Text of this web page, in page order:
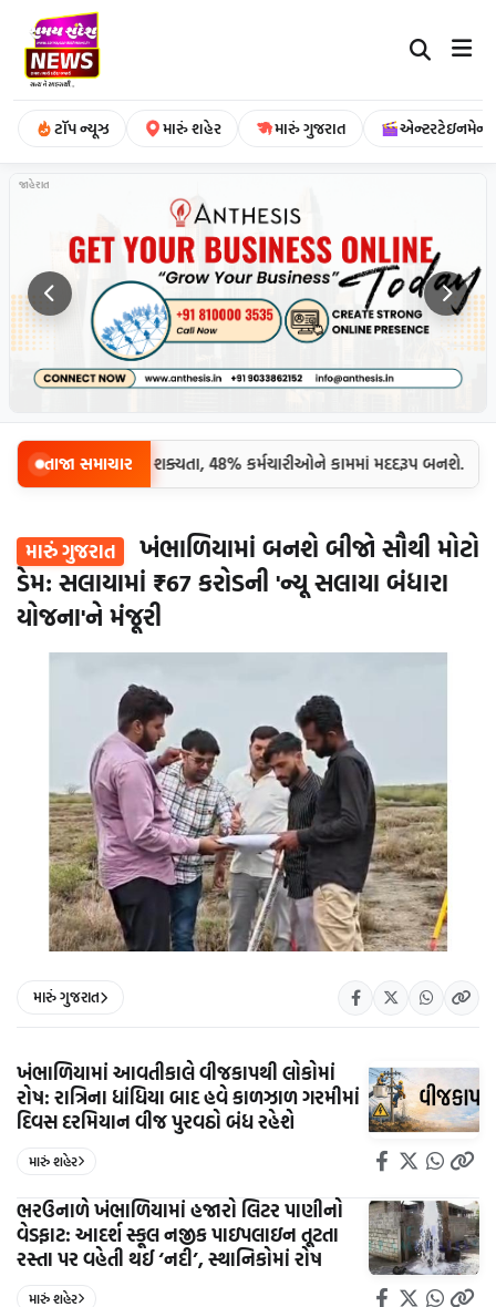
ટૉપ ન્યૂઝ મારું શહેર મારું ગુજરાત એન્ટરટેઇનમેન્ટ
જાહેરાત
તાજા સમાચાર
જગ્યાએ AI લે તેવી શક્યતા, 48% કર્મચારીઓને કામમાં મદદરૂપ બનશે.
મારું ગુજરાત
ખંભાળિયામાં બનશે બીજો સૌથી મોટો
ડેમ: સલાયામાં ₹67 કરોડની 'ન્યૂ સલાયા બંધારા
યોજના'ને મંજૂરી
મારું ગુજરાત
ખંભાળિયામાં આવતીકાલે વીજકાપથી લોકોમાં
રોષ: રાત્રિના ધાંધિયા બાદ હવે કાળઝાળ ગરમીમાં
દિવસ દરમિયાન વીજ પુરવઠો બંધ રહેશે
મારું શહેર
ભરઉનાળે ખંભાળિયામાં હજારો લિટર પાણીનો
વેડફાટ: આદર્શ સ્કૂલ નજીક પાઇપલાઇન તૂટતા
રસ્તા પર વહેતી થઈ ‘નદી’, સ્થાનિકોમાં રોષ
મારું શહેર